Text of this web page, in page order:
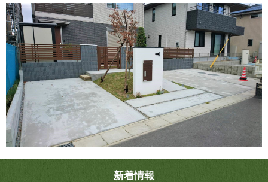
新着情報